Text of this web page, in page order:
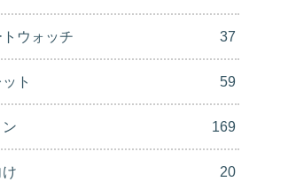
トウォッチ 37
ト 59
169
20